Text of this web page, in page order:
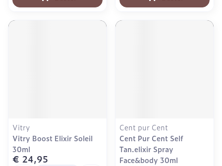
Vitry
Vitry Boost Elixir Soleil
30ml
€ 24,95
Cent pur Cent
Cent Pur Cent Self
Tan.elixir Spray
Face&body 30ml